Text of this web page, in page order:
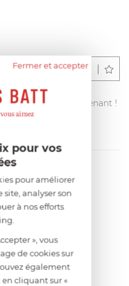
?
clients dès maintenant !
Fermer et accepter
pour vos
pour améliorer
analyser son
à nos efforts
», vous
de cookies sur
également
cliquant sur «